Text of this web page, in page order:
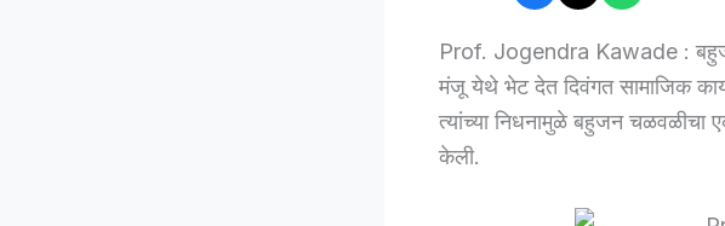
Prof. Jogendra Kawade : बहुजन
मंजू येथे भेट देत दिवंगत सामाजिक
त्यांच्या निधनामुळे बहुजन चळवळीचा एक
केली.